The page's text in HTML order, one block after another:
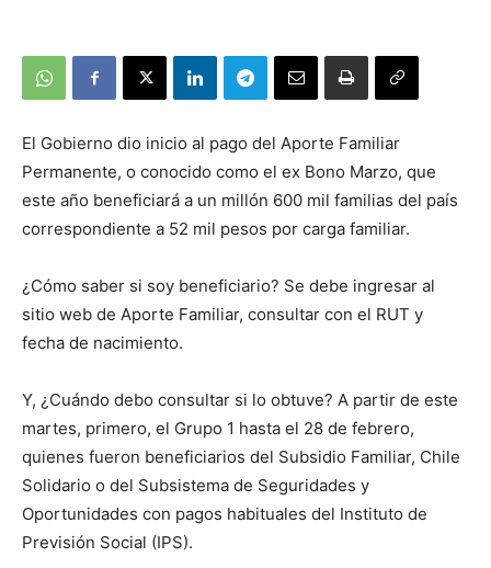
El Gobierno dio inicio al pago del Aporte Familiar
Permanente, o conocido como el ex Bono Marzo, que
este año beneficiará a un millón 600 mil familias del país
correspondiente a 52 mil pesos por carga familiar.
¿Cómo saber si soy beneficiario? Se debe ingresar al
sitio web de Aporte Familiar, consultar con el RUT y
fecha de nacimiento.
Y, ¿Cuándo debo consultar si lo obtuve? A partir de este
martes, primero, el Grupo 1 hasta el 28 de febrero,
quienes fueron beneficiarios del Subsidio Familiar, Chile
Solidario o del Subsistema de Seguridades y
Oportunidades con pagos habituales del Instituto de
Previsión Social (IPS).